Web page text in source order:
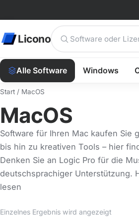
Licono
Alle Software Windows
Start / MacOS
MacOS
Software für Ihren Mac kaufen Sie
bis hin zu kreativen Tools – hier
Denken Sie an Logic Pro für die
deutschsprachiger Unterstützung.
lesen
Einzelnes Ergebnis wird angezeigt